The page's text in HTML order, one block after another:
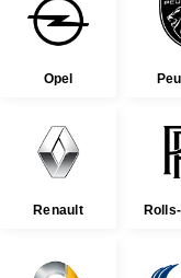
Opel
Renault